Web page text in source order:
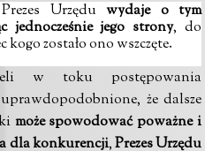
Urzędu wydaje o tym
jednocześnie jego strony, do
zostało ono wszczęte.
w toku postępowania
że dalsze
może spowodować poważne i
dla konkurencji,Prezes Urzędu